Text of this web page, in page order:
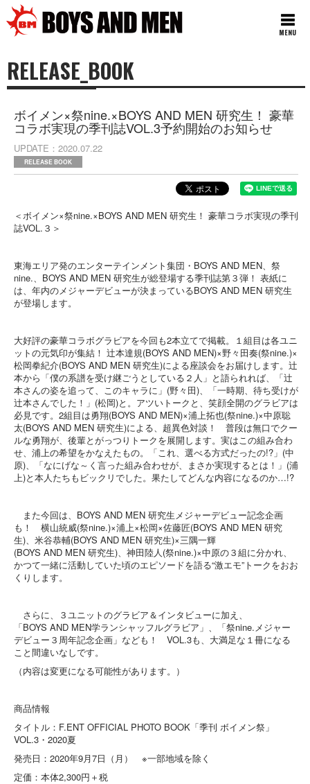
MENU
RELEASE_BOOK
ボイメン×祭nine.×BOYS AND MEN 研究生！ 豪華
コラボ実現の季刊誌VOL.3予約開始のお知らせ
UPDATE 2020.07.22
RELEASE BOOK
＜ボイメン×祭nine.×BOYS AND MEN 研究生！ 豪華コラボ実現の季刊
誌VOL.３＞
東海エリア発のエンターテインメント集団・BOYS AND MEN、祭
nine.、BOYS AND MEN 研究生が総登場する季刊誌第３弾！ 表紙に
は、年内のメジャーデビューが決まっているBOYS AND MEN 研究生
が登場します。
大好評の豪華コラボグラビアを今回も2本立てで掲載。１組目は各ユニ
ットの元気印が集結！ 辻本達規(BOYS AND MEN)×野々田奏(祭nine.)×
松岡拳紀介(BOYS AND MEN 研究生)による座談会をお届けします。辻
本から「僕の系譜を受け継ごうとしている２人」と語られれば、「辻
本さんの姿を追って、このキャラに」(野々田)、「一時期、待ち受けが
辻本さんでした！」(松岡)と。アツいトークと、笑顔全開のグラビアは
必見です。2組目は勇翔(BOYS AND MEN)×浦上拓也(祭nine.)×中原聡
太(BOYS AND MEN 研究生)による、超異色対談！ 普段は無口でクー
ルな勇翔が、後輩とがっつりトークを展開します。実はこの組み合わ
せ、浦上の希望をかなえたもの。「これ、選べる方式だったの!?」(中
原)、「なにげな～く言った組み合わせが、まさか実現するとは！」(浦
上)と本人たちもビックリでした。果たしてどんな内容になるのか…!?
また今回は、BOYS AND MEN 研究生メジャーデビュー記念企画
も！ 横山統威(祭nine.)×浦上×松岡×佐藤匠(BOYS AND MEN 研究
生)、米谷恭輔(BOYS AND MEN 研究生)×三隅一輝
(BOYS AND MEN 研究生)、神田陸人(祭nine.)×中原の３組に分かれ、
かつて一緒に活動していた頃のエピソードを語る“激エモ”トークをおお
くりします。
さらに、３ユニットのグラビア＆インタビューに加え、
「BOYS AND MEN学ランシャッフルグラビア」、「祭nine.メジャー
デビュー３周年記念企画」なども！ VOL.3も、大満足な１冊になる
こと間違いなしです。
（内容は変更になる可能性があります。）
商品情報
タイトル：F.ENT OFFICIAL PHOTO BOOK「季刊 ボイメン祭」
VOL.3・2020夏
発売日：2020年9月7日（月） ※一部地域を除く
定価：本体2,300円＋税